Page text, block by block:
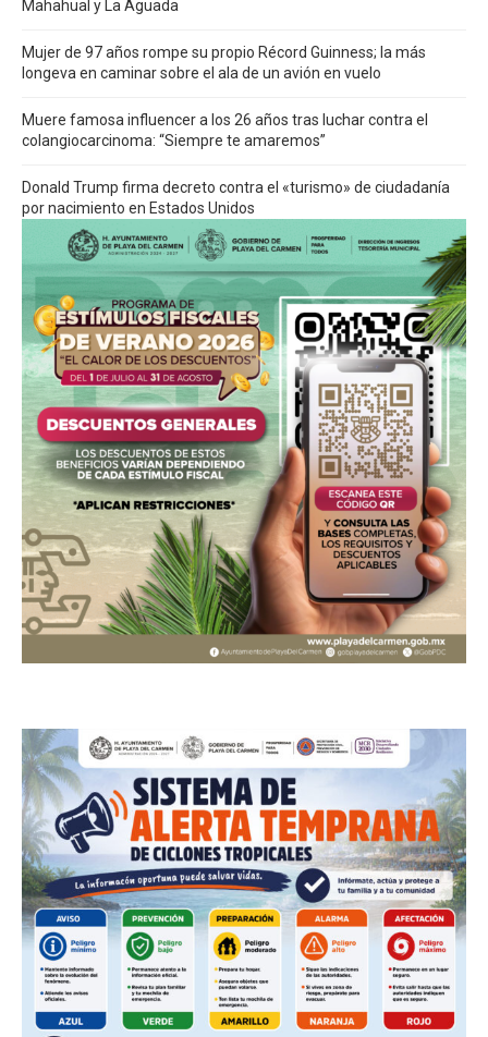
Mahahual y La Aguada
Mujer de 97 años rompe su propio Récord Guinness; la más
longeva en caminar sobre el ala de un avión en vuelo
Muere famosa influencer a los 26 años tras luchar contra el
colangiocarcinoma: “Siempre te amaremos”
Donald Trump firma decreto contra el «turismo» de ciudadanía
por nacimiento en Estados Unidos